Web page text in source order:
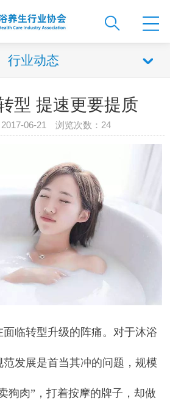
行业动态
型 提速更要提质
06-21 浏览次数： 24
临转型升级的阵痛。对于沐浴
发展是首当其冲的问题，规模
狗肉”，打着按摩的牌子，却做